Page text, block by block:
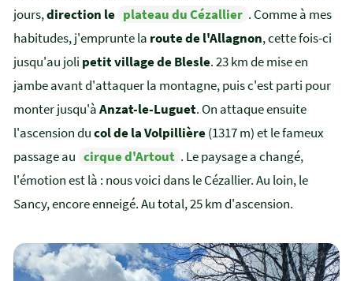
jours,direction le plateau du Cézallier . Comme à mes
habitudes, j'emprunte la route de l'Allagnon, cette fois-ci
jusqu'au joli petit village de Blesle. 23 km de mise en
jambe avant d'attaquer la montagne, puis c'est parti pour
monter jusqu'àAnzat-le-Luguet. On attaque ensuite
l'ascension ducol de la Volpillière(1317 m) et le fameux
passage au cirque d'Artout . Le paysage a changé,
l'émotion est là : nous voici dans le Cézallier. Au loin, le
Sancy, encore enneigé. Au total, 25 km d'ascension.